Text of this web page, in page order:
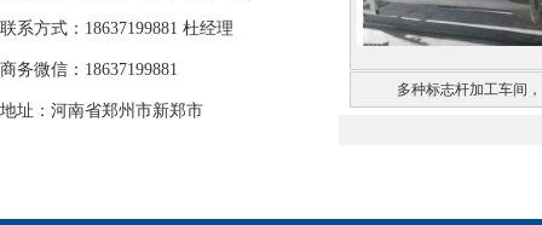
联系方式：18637199881 杜经理
商务微信：18637199881
地址：河南省郑州市新郑市
多种标志杆加工车间